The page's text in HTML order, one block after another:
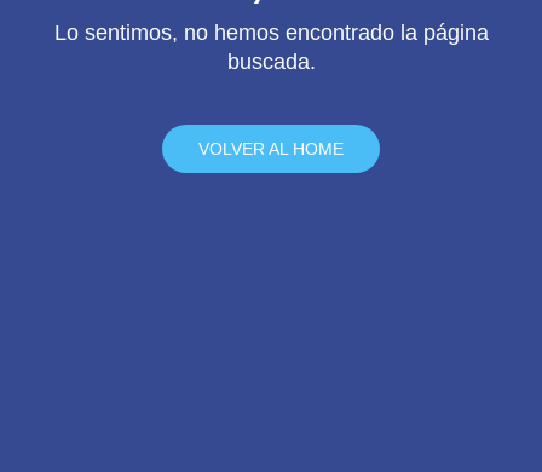
Lo sentimos, no hemos encontrado la página
buscada.
VOLVER AL HOME